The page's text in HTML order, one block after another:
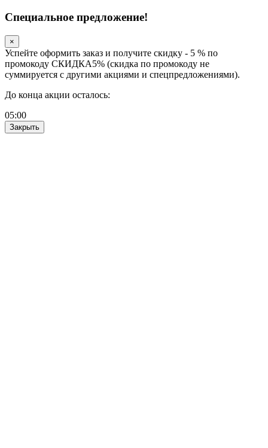
Специальное предложение!
×
Успейте оформить заказ и получите скидку - 5 % по
промокоду СКИДКА5% (скидка по промокоду не
суммируется с другими акциями и спецпредложениями).
До конца акции осталось:
05:00
Закрыть